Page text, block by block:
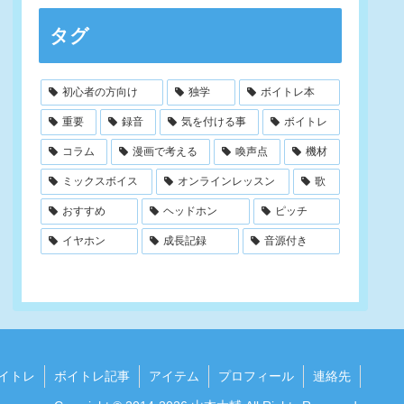
タグ
初心者の方向け 独学 ボイトレ本
重要 録音 気を付ける事 ボイトレ
コラム 漫画で考える 喚声点 機材
ミックスボイス オンラインレッスン 歌
おすすめ ヘッドホン ピッチ
イヤホン 成長記録 音源付き
トレ ボイトレ記事 アイテム プロフィール 連絡先